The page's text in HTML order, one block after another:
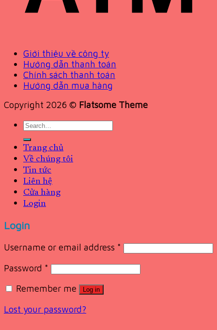
Giới thiệu về công ty
Hướng dẫn thanh toán
Chính sách thanh toán
Hướng dẫn mua hàng
Copyright 2026 © Flatsome Theme
Search
Trang chủ
Về chúng tôi
Tin tức
Liên hệ
Cửa hàng
Login
Login
Username or email address *
Password *
Remember me
Log in
Lost your password?